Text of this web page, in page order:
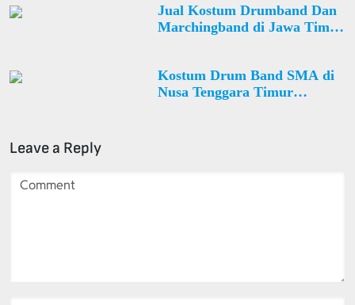
Jual Kostum Drumband Dan
Marchingband di Jawa Timur
Kostum Drum Band SMA di
Nusa Tenggara Timur
Leave a Reply